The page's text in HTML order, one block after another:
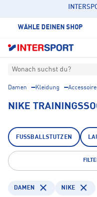
WÄHLE DEINEN SHOP
Wonach suchst du?
Damen Kleidung
NIKE
FUSSBALLSTUTZEN
DAMEN NIKE